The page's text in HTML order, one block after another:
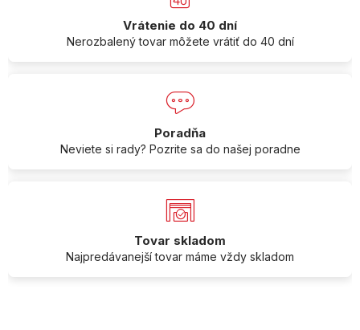
Vrátenie do 40 dní
Nerozbalený tovar môžete vrátiť do 40 dní
Poradňa
Neviete si rady? Pozrite sa do našej poradne
Tovar skladom
Najpredávanejší tovar máme vždy skladom